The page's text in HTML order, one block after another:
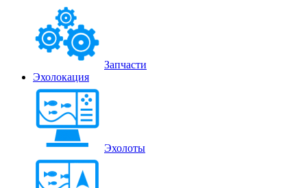
Запчасти
Эхолокация
Эхолоты